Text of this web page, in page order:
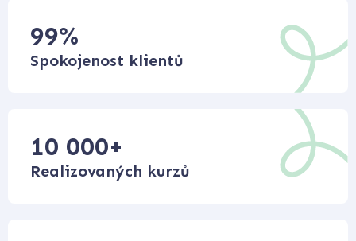
99%
Spokojenost klientů
10 000+
Realizovaných kurzů